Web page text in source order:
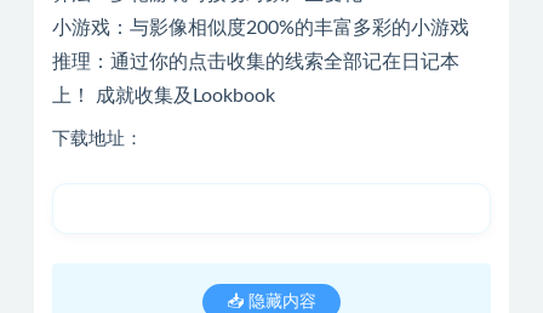
小游戏：与影像相似度200%的丰富多彩的小游戏
推理：通过你的点击收集的线索全部记在日记本
上！ 成就收集及Lookbook
下载地址：
📥 隐藏内容